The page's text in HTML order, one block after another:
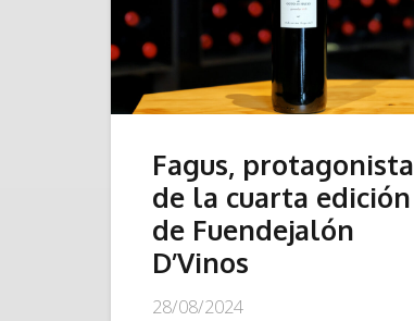
Fagus, protagonista
de la cuarta edición
de Fuendejalón
D’Vinos
28/08/2024